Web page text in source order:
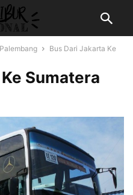
Bus Dari Jakarta Ke
Sumatera